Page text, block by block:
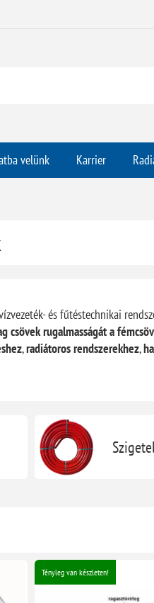
velünk Karrier
és fűtéstechnikai
csövek rugalmasságát a
,radiátoros rendszerekhez,
Tényleg van készleten!